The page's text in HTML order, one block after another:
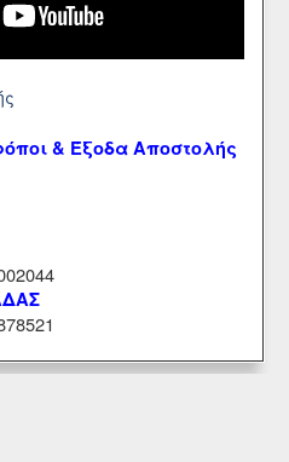
& Έξοδα Αποστολής